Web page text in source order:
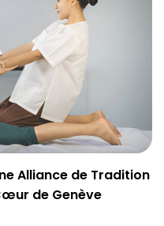
Alliance de Tradition
de Genève